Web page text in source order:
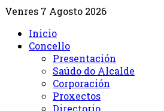
Venres 7 Agosto 2026
Inicio
Concello
Presentación
Saúdo do Alcalde
Corporación
Proxectos
Directorio